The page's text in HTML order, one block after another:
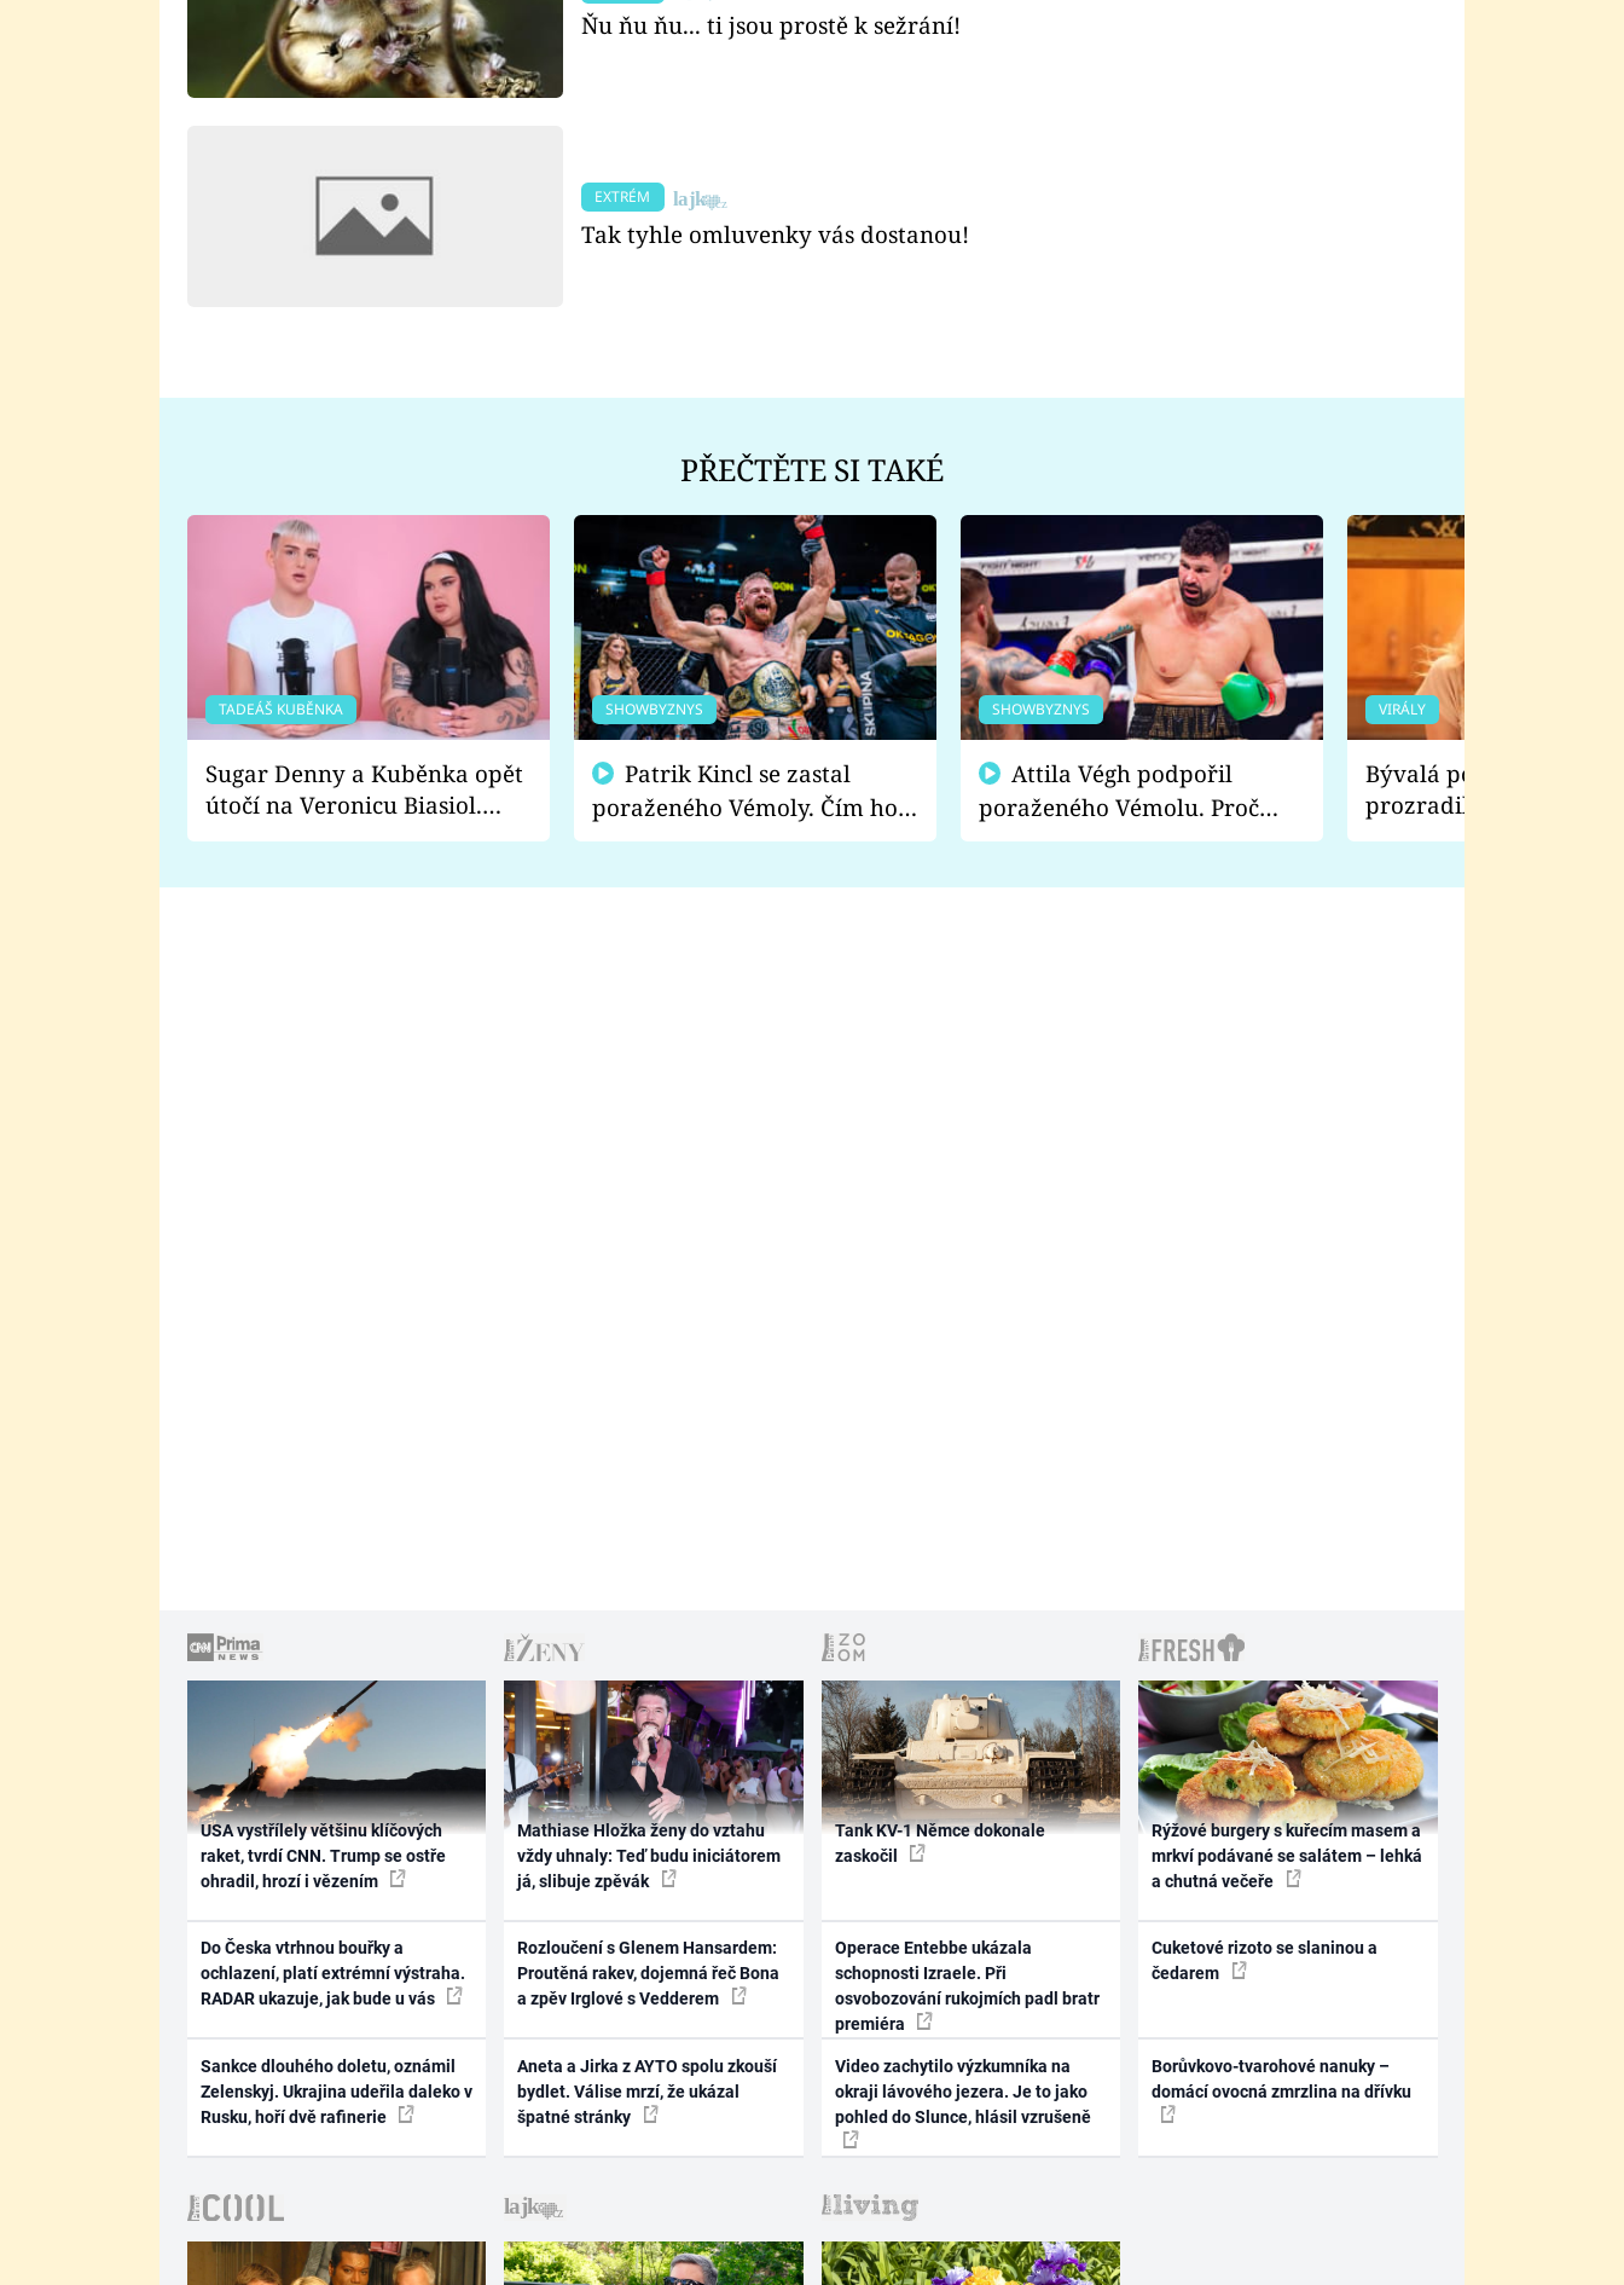
Ňu ňu ňu... ti jsou prostě k sežrání!
EXTRÉM
Tak tyhle omluvenky vás dostanou!
PŘEČTĚTE SI TAKÉ
TADEÁŠ KUBĚNKA
Sugar Denny a Kuběnka opět
útočí na Veronicu Biasiol.
Proč je podle nich falešná a
SHOWBYZNYS
poraženého Vémoly. Čím ho
fanoušci naštvali?
SHOWBYZNYS
poraženého Vémolu. Proč
chce raději zápasit s ním než
VIRÁLY
Bývalá pornoherečka
prozradila, co ji
natáčení Euforie.
USA vystřílely většinu klíčových
raket, tvrdí CNN. Trump se ostře
ohradil, hrozí i vězením
Do Česka vtrhnou bouřky a
ochlazení, platí extrémní výstraha.
RADAR ukazuje, jak bude u vás
Sankce dlouhého doletu, oznámil
Zelenskyj. Ukrajina udeřila daleko v
Rusku, hoří dvě rafinerie
Mathiase Hložka ženy do vztahu
vždy uhnaly: Teď budu iniciátorem
já, slibuje zpěvák
Rozloučení s Glenem Hansardem:
Proutěná rakev, dojemná řeč Bona
a zpěv Irglové s Vedderem
Aneta a Jirka z AYTO spolu zkouší
bydlet. Válise mrzí, že ukázal
špatné stránky
Tank KV-1 Němce dokonale
zaskočil
Operace Entebbe ukázala
schopnosti Izraele. Při
osvobozování rukojmích padl bratr
premiéra
Video zachytilo výzkumníka na
okraji lávového jezera. Je to jako
pohled do Slunce, hlásil vzrušeně
Rýžové burgery s kuřecím masem a
mrkví podávané se salátem – lehká
a chutná večeře
Cuketové rizoto se slaninou a
čedarem
Borůvkovo-tvarohové nanuky –
domácí ovocná zmrzlina na dřívku